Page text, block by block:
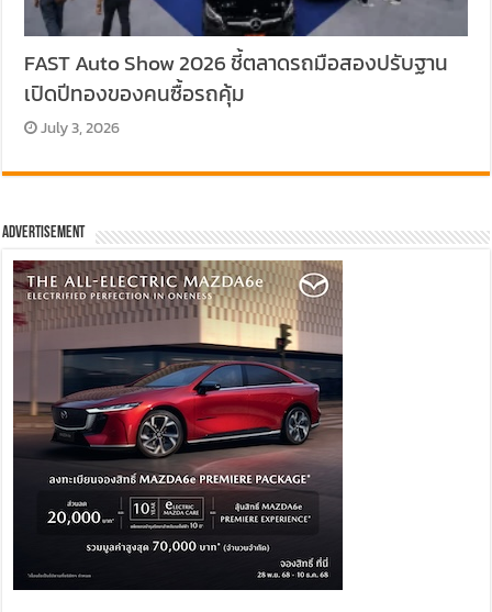
FAST Auto Show 2026 ชี้ตลาดรถมือสองปรับฐาน
เปิดปีทองของคนซื้อรถคุ้ม
July 3, 2026
Advertisement